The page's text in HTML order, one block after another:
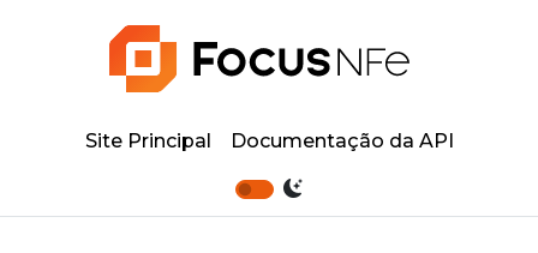
Site Principal Documentação da API